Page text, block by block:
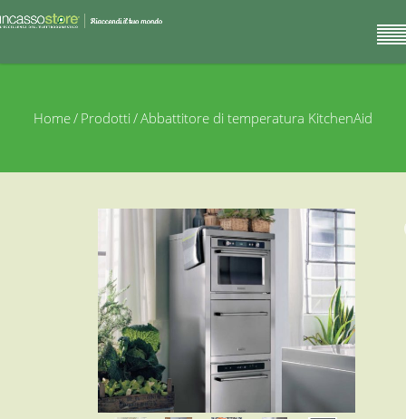
Home/ Prodotti /Abbattitore di temperatura KitchenAid